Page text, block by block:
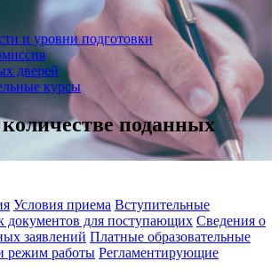
и уровни подготовки
дверей
курсы
поданных
Условия приема Вступительные
документов для поступающих Сведения о
заявлений Платные образовательные
режим работы Регламентирующие